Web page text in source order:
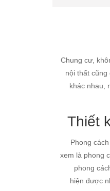
Chung cư,
nội thất
khác nhau,
Thiết
Phong
xem là phong
phong
hiện được